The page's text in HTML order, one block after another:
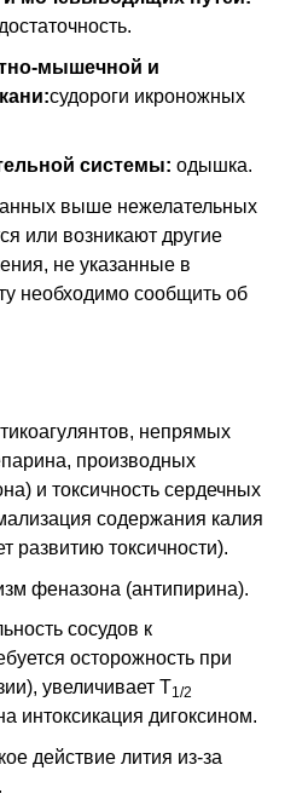
мышечной и
судороги икроножных
системы: одышка.
выше нежелательных
или возникают другие
не указанные в
необходимо сообщить об
непрямых
производных
и токсичность сердечных
содержания калия
развитию токсичности).
феназона (антипирина).
сосудов к
осторожность при
увеличивает T1/2
интоксикация дигоксином.
действие лития из-за